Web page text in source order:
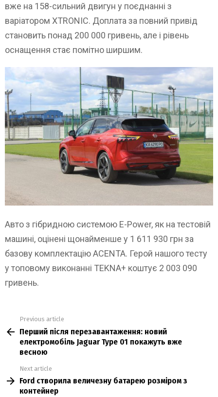
вже на 158-сильний двигун у поєднанні з
варіатором XTRONIC. Доплата за повний привід
становить понад 200 000 гривень, але і рівень
оснащення стає помітно ширшим.
Авто з гібридною системою E-Power, як на тестовій
машині, оцінені щонайменше у 1 611 930 грн за
базову комплектацію ACENTA. Герой нашого тесту
у топовому виконанні TEKNA+ коштує 2 003 090
гривень.
more
Previous article
Перший після перезавантаження: новий
електромобіль Jaguar Type 01 покажуть вже
весною
Next article
Ford створила величезну батарею розміром з
контейнер